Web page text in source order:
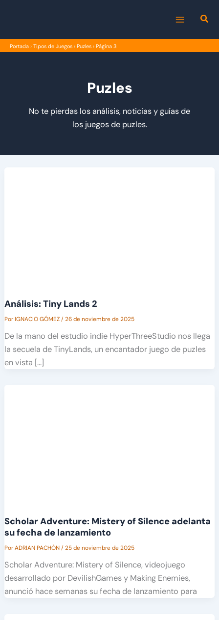
MENU
Portada › Tipos de Juegos › Puzles › Página 3
Puzles
No te pierdas los análisis, noticias y guías de
los juegos de puzles.
Análisis: Tiny Lands 2
PorIGNACIO GÓMEZ/26 de noviembre de 2025
De la mano del estudio indie HyperThreeStudio nos llega
la secuela de TinyLands, un encantador juego de puzles
en vista […]
Scholar Adventure: Mistery of Silence adelanta
su fecha de lanzamiento
PorADRIAN PACHÓN/25 de noviembre de 2025
Scholar Adventure: Mistery of Silence, videojuego
desarrollado por DevilishGames y Making Enemies,
anunció hace semanas su fecha de lanzamiento para